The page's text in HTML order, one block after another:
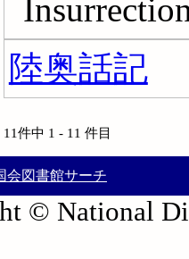
陸奥話記
11件中 1 - 11 件目
会図書館サーチ
© National